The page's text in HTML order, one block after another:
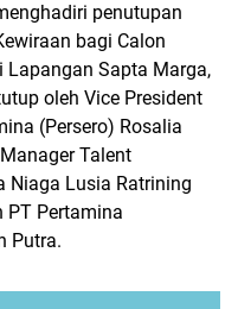
penutupan
bagi Calon
Lapangan Sapta Marga,
oleh Vice President
(Persero) Rosalia
Talent
Niaga Lusia Ratrining
PT Pertamina
Putra.